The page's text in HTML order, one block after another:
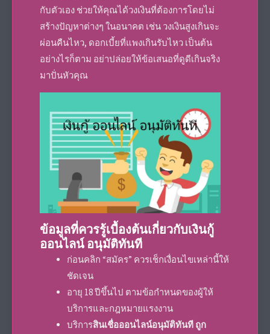
กับตัวเอง ช่วยให้คุณได้วงเงินที่ต้องการโดยไม่
สร้างปัญหาต่างๆ ในอนาคต เช่น วงเงินสูงเกินจะ
ผ่อนคืนไหว, ดอกเบี้ยที่แพงเกินรับไหว เป็นต้น
อย่างไรก็ตาม อย่าปล่อยให้ข้อเสนอที่ดูดีเกินจริง
มาปั่นหัวคุณ
ข้อมูลที่ควรรู้เบื้องต้นเกี่ยวกับเงินกู้
ออนไลน์ อนุมัติทันที
ก่อนคลิก “สมัคร” ควรเช็กเงื่อนไขเหล่านี้ให้
ชัดเจน
อายุ 18 ปีขึ้นไป ตามข้อกำหนดของผู้ให้
บริการและกฎหมายแรงงาน
บริการสินเชื่อออนไลน์อนุมัติทันที ถูก